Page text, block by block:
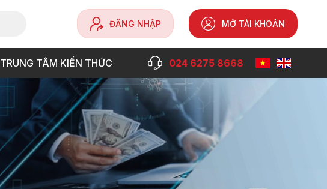
ĐĂNG NHẬP MỞ TÀI KHOẢN
TRUNG TÂM KIẾN THỨC 024 6275 8668